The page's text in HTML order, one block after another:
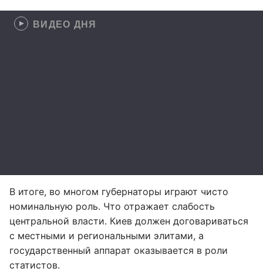
ВИДЕО ДНЯ
В итоге, во многом губернаторы играют чисто
номинальную роль. Что отражает слабость
центральной власти. Киев должен договариваться
с местными и региональными элитами, а
государственный аппарат оказывается в роли
статистов.